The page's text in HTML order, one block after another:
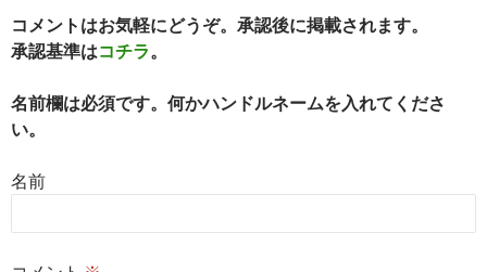
コメントはお気軽にどうぞ。承認後に掲載されます。
承認基準はコチラ。
名前欄は必須です。何かハンドルネームを入れてくださ
い。
名前